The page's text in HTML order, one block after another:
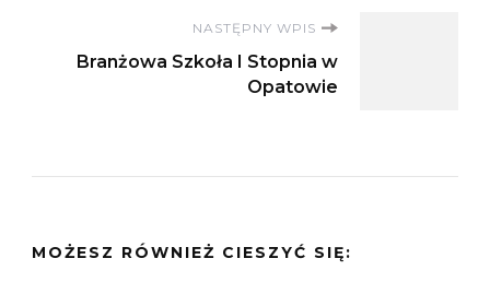
NASTĘPNY WPIS
Branżowa Szkoła I Stopnia w
Opatowie
MOŻESZ RÓWNIEŻ CIESZYĆ SIĘ: